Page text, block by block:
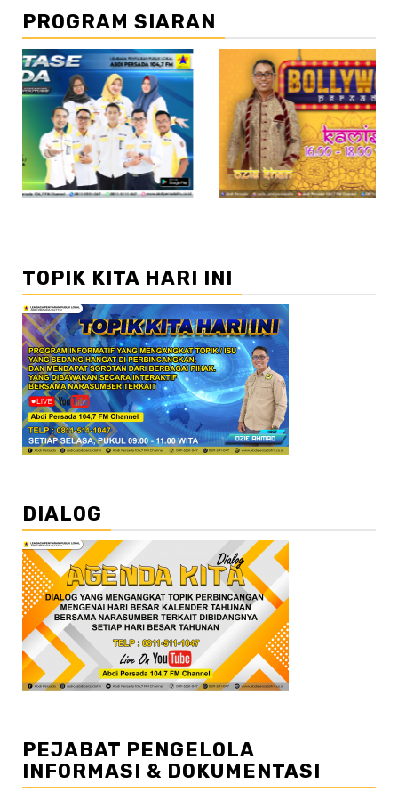
PROGRAM SIARAN
//2
TOPIK KITA HARI INI
DIALOG
PEJABAT PENGELOLA
INFORMASI & DOKUMENTASI